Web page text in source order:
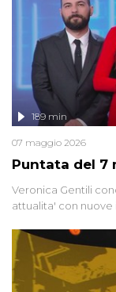
Puntata del 7
189 min
07 maggio 2026
Veronica Gentili
attualita' con nuove